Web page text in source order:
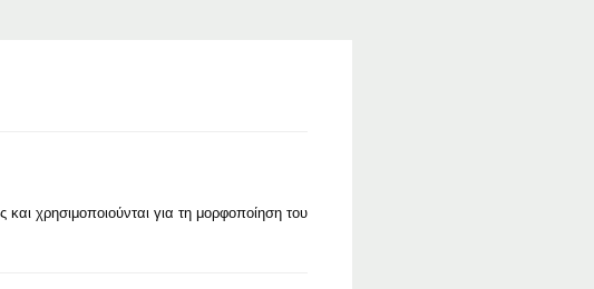
χρησιμοποιούνται για τη μορφοποίηση του